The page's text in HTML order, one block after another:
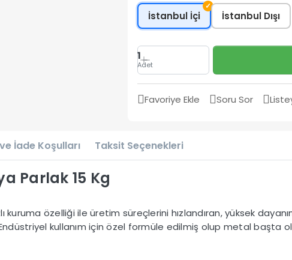
İstanbul İçi
✓
İstanbul Dışı
1
Adet
Favoriye Ekle Soru Sor
İade Koşulları Taksit Seçenekleri
Parlak 15 Kg
kuruma özelliği ile üretim süreçlerini hızlandıran, yüksek
kullanım için özel formüle edilmiş olup metal başta